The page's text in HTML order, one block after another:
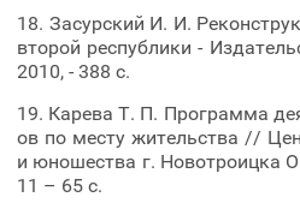
18. Засурский И. И.
второй республики -
2010, - 388 с.
19. Карева Т. П. Программа
ов по месту жительства //
и юношества г. Новотроицка
11 – 65 с.